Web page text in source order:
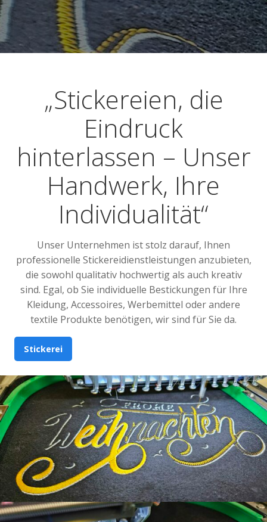
„Stickereien, die
Eindruck
hinterlassen – Unser
Handwerk, Ihre
Individualität“
Unser Unternehmen ist stolz darauf, Ihnen
professionelle Stickereidienstleistungen anzubieten,
die sowohl qualitativ hochwertig als auch kreativ
sind. Egal, ob Sie individuelle Bestickungen für Ihre
Kleidung, Accessoires, Werbemittel oder andere
textile Produkte benötigen, wir sind für Sie da.
Stickerei